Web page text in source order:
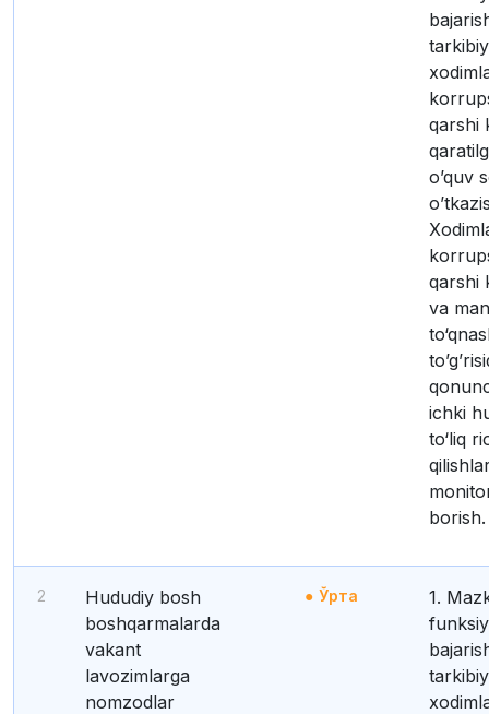
qarshi
o’quv
qarshi
va
ichki
to‘liq
borish.
2
Hududiy bosh
boshqarmalarda
vakant
lavozimlarga
nomzodlar
Ўрта
1. Mazkur